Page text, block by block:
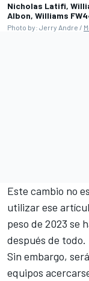
Nicholas Latifi,
Albon, Williams
Photo by: Jerry Andre /
Este cambio no
utilizar ese
peso de 2023 se
después de todo.
Sin embargo,
equipos